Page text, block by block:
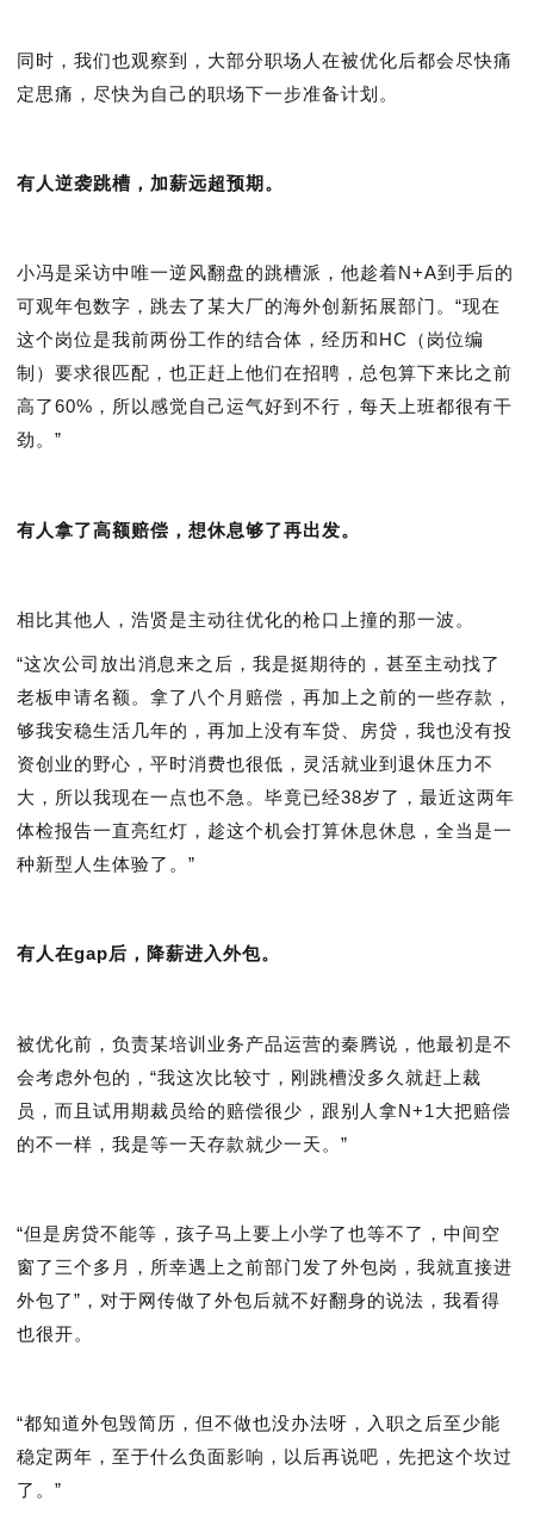
同时，我们也观察到，大部分职场人在被优化后都会尽快痛
定思痛，尽快为自己的职场下一步准备计划。
有人逆袭跳槽，加薪远超预期。
小冯是采访中唯一逆风翻盘的跳槽派，他趁着N+A到手后的
可观年包数字，跳去了某大厂的海外创新拓展部门。“现在
这个岗位是我前两份工作的结合体，经历和HC（岗位编
制）要求很匹配，也正赶上他们在招聘，总包算下来比之前
高了60%，所以感觉自己运气好到不行，每天上班都很有干
劲。”
有人拿了高额赔偿，想休息够了再出发。
相比其他人，浩贤是主动往优化的枪口上撞的那一波。
“这次公司放出消息来之后，我是挺期待的，甚至主动找了
老板申请名额。拿了八个月赔偿，再加上之前的一些存款，
够我安稳生活几年的，再加上没有车贷、房贷，我也没有投
资创业的野心，平时消费也很低，灵活就业到退休压力不
大，所以我现在一点也不急。毕竟已经38岁了，最近这两年
体检报告一直亮红灯，趁这个机会打算休息休息，全当是一
种新型人生体验了。”
有人在gap后，降薪进入外包。
被优化前，负责某培训业务产品运营的秦腾说，他最初是不
会考虑外包的，“我这次比较寸，刚跳槽没多久就赶上裁
员，而且试用期裁员给的赔偿很少，跟别人拿N+1大把赔偿
的不一样，我是等一天存款就少一天。”
“但是房贷不能等，孩子马上要上小学了也等不了，中间空
窗了三个多月，所幸遇上之前部门发了外包岗，我就直接进
外包了”，对于网传做了外包后就不好翻身的说法，我看得
也很开。
“都知道外包毁简历，但不做也没办法呀，入职之后至少能
稳定两年，至于什么负面影响，以后再说吧，先把这个坎过
了。”